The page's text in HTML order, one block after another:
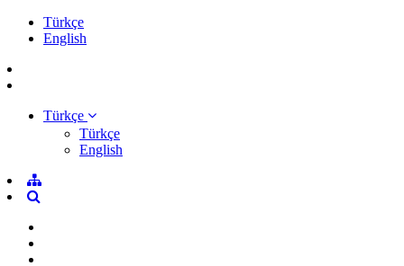
Türkçe
English
Türkçe
Türkçe
English